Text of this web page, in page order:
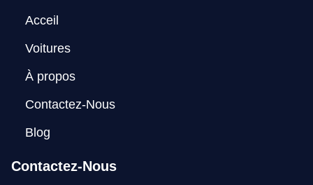
Acceil
Voitures
À propos
Contactez-Nous
Blog
Contactez-Nous